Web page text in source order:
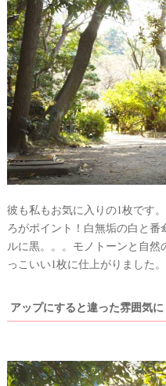
彼も私もお気に入りの1枚です
ろがポイント！白無垢の白と
ルに黒。。。モノトーンと自
っこいい1枚に仕上がりました。
アップにすると違った雰囲気に